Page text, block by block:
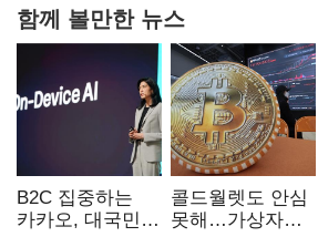
함께 볼만한 뉴스
B2C 집중하는
카카오, 대국민
콜드월렛도 안심
못해…가상자산